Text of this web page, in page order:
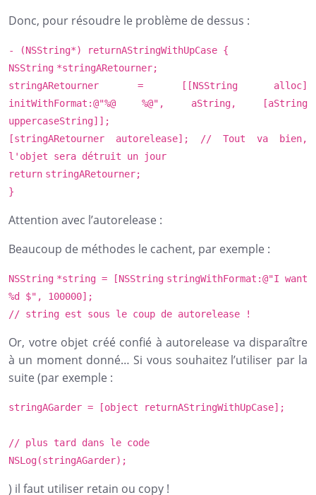
Donc, pour résoudre le problème de dessus :
- (NSString*) returnAStringWithUpCase {
NSString *stringARetourner;
stringARetourner = [[NSString
alloc]
initWithFormat:@"%@ %@" , aString, [aString
uppercaseString]];
[stringARetourner autorelease];
// Tout va bien,
l'objet sera détruit un jour
return stringARetourner;
}
Attention avec l’autorelease :
Beaucoup de méthodes le cachent, par exemple :
NSString *string = [NSString stringWithFormat:@"I want
%d $" , 100000];
// string est sous le coup de autorelease !
Or, votre objet créé confié à autorelease va disparaître
à un moment donné… Si vous souhaitez l’utiliser par la
suite (par exemple :
stringAGarder = [object returnAStringWithUpCase];
// plus tard dans le code
NSLog(stringAGarder);
) il faut utiliser retain ou copy !